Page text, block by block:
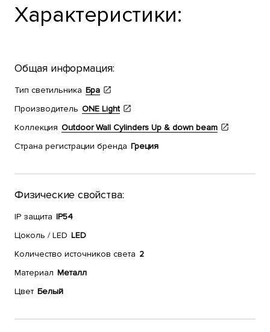
Характеристики:
Общая информация:
Тип светильника Бра
Производитель ONE Light
Коллекция Outdoor Wall Cylinders Up & down beam
Страна регистрации бренда Греция
Физические свойства:
IP защита IP54
Цоколь / LED LED
Количество источников света 2
Материал Металл
Цвет Белый